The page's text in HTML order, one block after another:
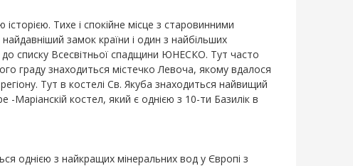
Тихе і спокійне місце з старовинними
замок країни і один з найбільших
до списку Всесвітньої спадщини ЮНЕСКО. Тут часто
граду знаходиться містечко Левоча, якому вдалося
Тут в костелі Св. Якуба знаходиться найвищий
Маріанскій костел, який є однією з 10-ти Базилік в
однією з найкращих мінеральних вод у Європі з